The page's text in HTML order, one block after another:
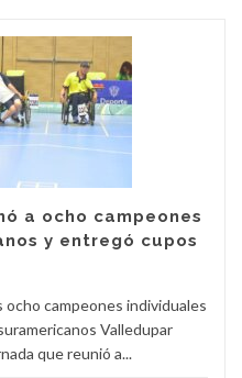
a ocho campeones
y entregó cupos
ocho campeones individuales
Valledupar
que reunió a...